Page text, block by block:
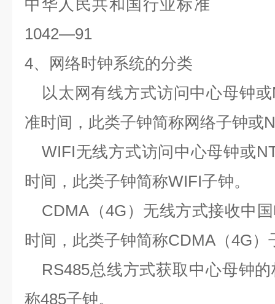
中华人民共和国行业标准
1042—91
4、网络时钟系统的分类
以太网有线方式访问中心母钟或
准时间，此类子钟简称网络子钟或
WIFI无线方式访问中心母钟或
时间，此类子钟简称WIFI子钟。
CDMA （4G ）无线方式接收中
时间，此类子钟简称CDMA （4G）
RS485总线方式获取中心母钟
称485子钟。